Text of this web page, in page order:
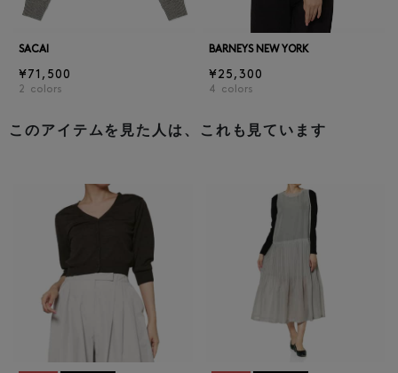
SACAI
¥71,500
2 colors
BARNEYS NEW YORK
¥25,300
4 colors
このアイテムを見た人は、これも見ています